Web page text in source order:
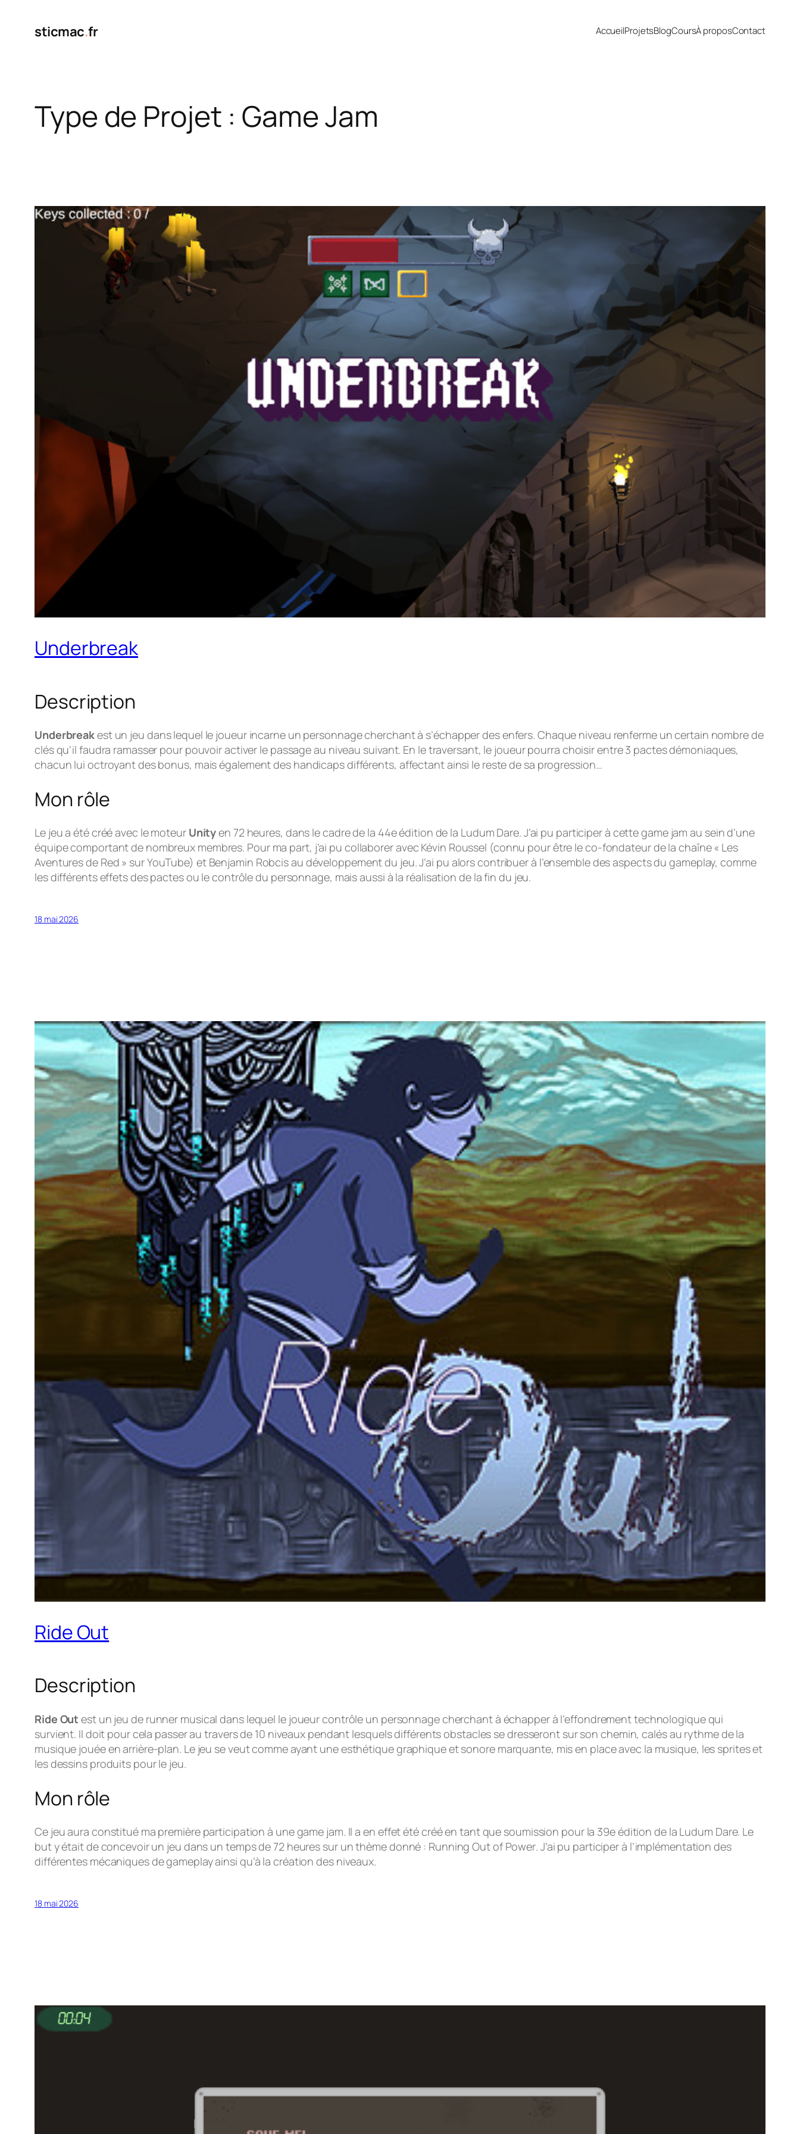
sticmac.fr AccueilProjetsBlogCoursÀ proposContact
Type de Projet : Game Jam
Underbreak
Description
Underbreakest un jeu dans lequel le joueur incarne un personnage cherchant à s’échapper des enfers. Chaque niveau renferme un certain nombre de
clés qu’il faudra ramasser pour pouvoir activer le passage au niveau suivant. En le traversant, le joueur pourra choisir entre 3 pactes démoniaques,
chacun lui octroyant des bonus, mais également des handicaps différents, affectant ainsi le reste de sa progression…
Mon rôle
Le jeu a été créé avec le moteur Unityen 72 heures, dans le cadre de la 44e édition de la Ludum Dare. J’ai pu participer à cette game jam au sein d’une
équipe comportant de nombreux membres. Pour ma part, j’ai pu collaborer avec Kévin Roussel (connu pour être le co-fondateur de la chaîne « Les
Aventures de Red » sur YouTube) et Benjamin Robcis au développement du jeu. J’ai pu alors contribuer à l’ensemble des aspects du gameplay, comme
les différents effets des pactes ou le contrôle du personnage, mais aussi à la réalisation de la fin du jeu.
18 mai 2026
Ride Out
Description
Ride Out est un jeu de runner musical dans lequel le joueur contrôle un personnage cherchant à échapper à l’effondrement technologique qui
survient. Il doit pour cela passer au travers de 10 niveaux pendant lesquels différents obstacles se dresseront sur son chemin, calés au rythme de la
musique jouée en arrière-plan. Le jeu se veut comme ayant une esthétique graphique et sonore marquante, mis en place avec la musique, les sprites et
les dessins produits pour le jeu.
Mon rôle
Ce jeu aura constitué ma première participation à une game jam. Il a en effet été créé en tant que soumission pour la 39e édition de la Ludum Dare. Le
but y était de concevoir un jeu dans un temps de 72 heures sur un thème donné : Running Out of Power. J’ai pu participer à l’implémentation des
différentes mécaniques de gameplay ainsi qu’à la création des niveaux.
18 mai 2026